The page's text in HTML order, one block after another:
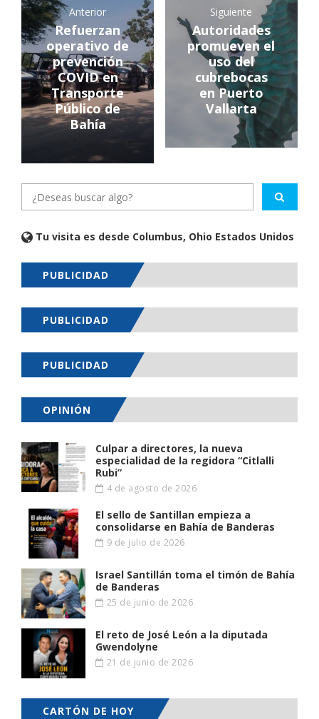
Anterior
Refuerzan
operativo de
prevención
COVID en
Transporte
Público de
Bahía
Siguiente
Autoridades
promueven el
uso del
cubrebocas
en Puerto
Vallarta
Tu visita es desde Columbus, Ohio Estados Unidos
PUBLICIDAD
PUBLICIDAD
PUBLICIDAD
OPINIÓN
Culpar a directores, la nueva
especialidad de la regidora “Citlalli
Rubi”
4 de agosto de 2026
El sello de Santillan empieza a
consolidarse en Bahía de Banderas
9 de julio de 2026
Israel Santillán toma el timón de Bahía
de Banderas
25 de junio de 2026
El reto de José León a la diputada
Gwendolyne
21 de junio de 2026
CARTÓN DE HOY